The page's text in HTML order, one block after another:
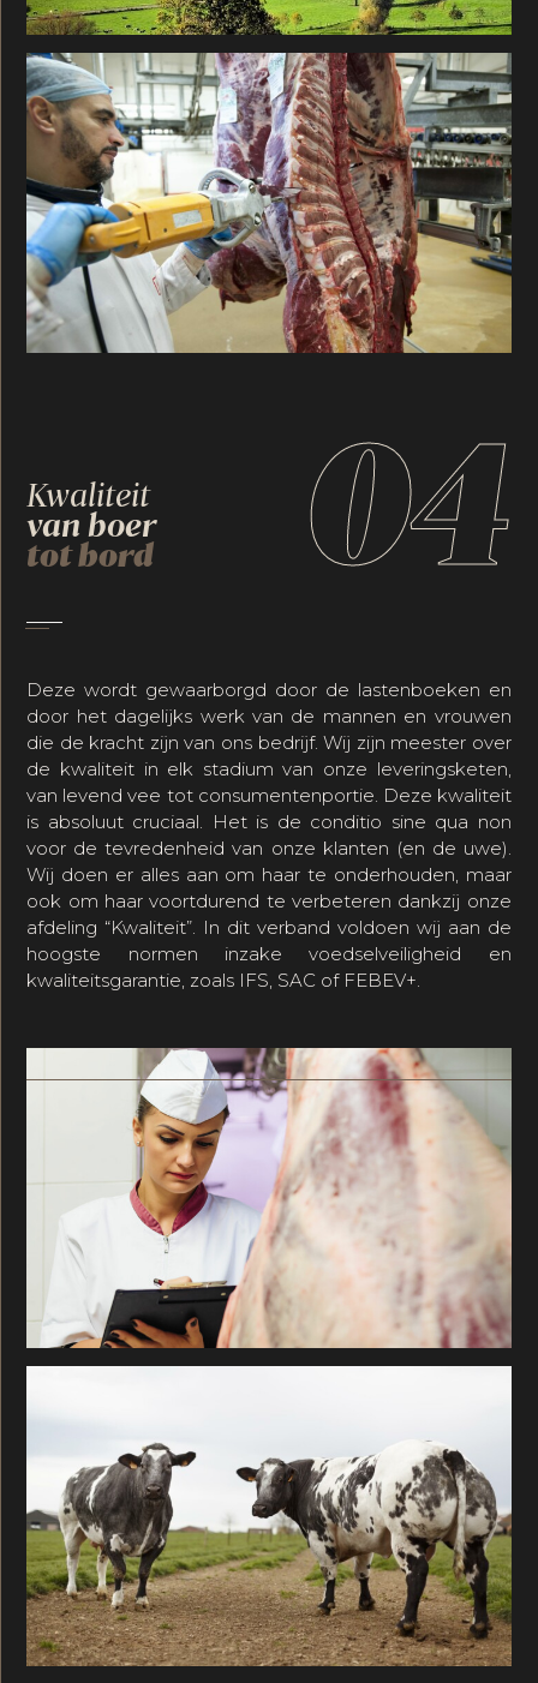
04
Kwaliteit
van boer
tot bord
Deze wordt gewaarborgd door de lastenboeken en
door het dagelijks werk van de mannen en vrouwen
die de kracht zijn van ons bedrijf. Wij zijn meester over
de kwaliteit in elk stadium van onze leveringsketen,
van levend vee tot consumentenportie. Deze kwaliteit
is absoluut cruciaal. Het is de conditio sine qua non
voor de tevredenheid van onze klanten (en de uwe).
Wij doen er alles aan om haar te onderhouden, maar
ook om haar voortdurend te verbeteren dankzij onze
afdeling “Kwaliteit”. In dit verband voldoen wij aan de
hoogste normen inzake voedselveiligheid en
kwaliteitsgarantie, zoals IFS, SAC of FEBEV+.